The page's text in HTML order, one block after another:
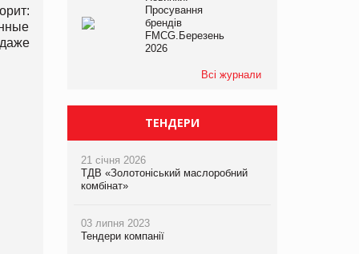
Просування
брендів
FMCG.Березень
2026
Всі журнали
ТЕНДЕРИ
21 січня 2026
ТДВ «Золотоніський маслоробний
комбінат»
03 липня 2023
Тендери компанії